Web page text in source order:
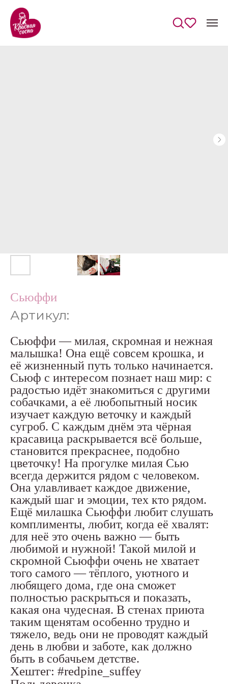
Сьюффи
Артикул:
Сьюффи — милая, скромная и нежная
малышка! Она ещё совсем крошка, и
её жизненный путь только начинается.
Сьюф с интересом познает наш мир: с
радостью идёт знакомиться с другими
собачками, а её любопытный носик
изучает каждую веточку и каждый
сугроб. С каждым днём эта чёрная
красавица раскрывается всё больше,
становится прекраснее, подобно
цветочку! На прогулке милая Сью
всегда держится рядом с человеком.
Она улавливает каждое движение,
каждый шаг и эмоции, тех кто рядом.
Ещё милашка Сьюффи любит слушать
комплименты, любит, когда её хвалят:
для неё это очень важно — быть
любимой и нужной! Такой милой и
скромной Сьюффи очень не хватает
того самого — тёплого, уютного и
любящего дома, где она сможет
полностью раскрыться и показать,
какая она чудесная. В стенах приюта
таким щенятам особенно трудно и
тяжело, ведь они не проводят каждый
день в любви и заботе, как должно
быть в собачьем детстве.
Хештег: #redpine_suffey